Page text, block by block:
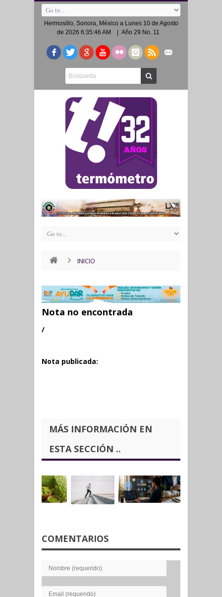
Hermosillo, Sonora, México a Lunes 10 de Agosto
de 2026 6:35:46 AM
| Año 29 No. 11
INICIO
Nota no encontrada
/
Nota publicada:
MÁS INFORMACIÓN EN
ESTA SECCIÓN ..
COMENTARIOS